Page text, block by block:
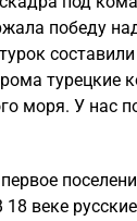
победу
турецкие
моря. У нас
веке русские